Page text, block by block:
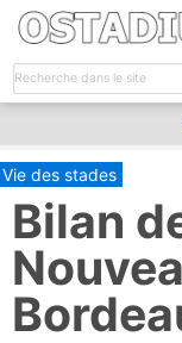
Vie des stades
Bilan